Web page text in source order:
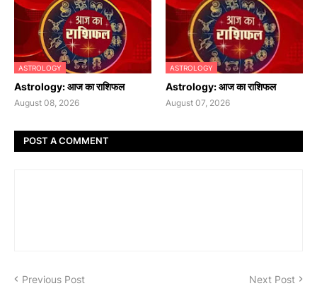
ASTROLOGY
Astrology: आज का राशिफल
August 08, 2026
ASTROLOGY
Astrology: आज का राशिफल
August 07, 2026
POST A COMMENT
Previous Post Next Post